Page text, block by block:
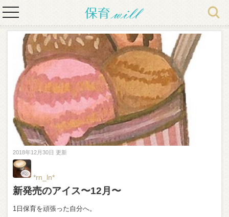
2018年12月30日 更新
*rn_ln*
新発売のアイス〜12月〜
1日保育を頑張った自分へ。
toggle